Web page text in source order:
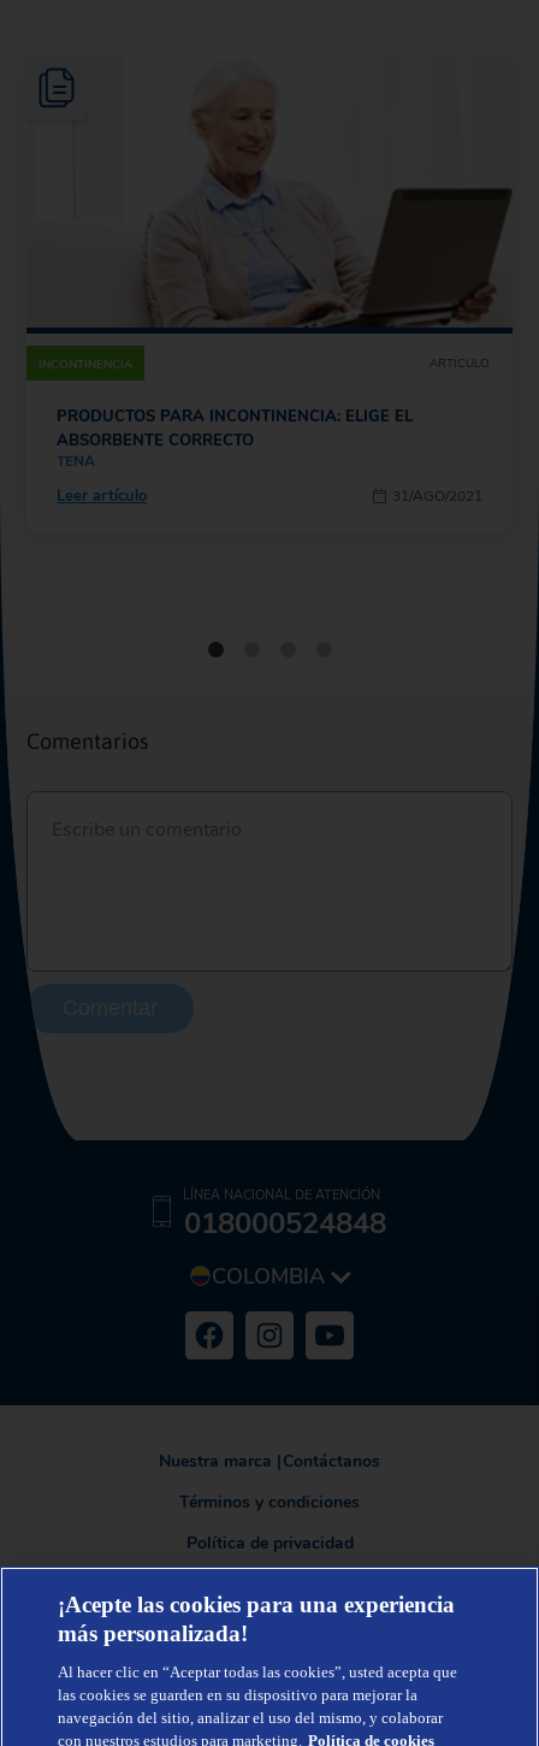
INCONTINENCIA ARTÍCULO
PRODUCTOS PARA INCONTINENCIA: ELIGE EL
ABSORBENTE CORRECTO
TENA
31/AGO/2021
Leer artículo
Comentarios
COLOMBIA
LÍNEA NACIONAL DE ATENCIÓN
018000524848
Nuestra marca |Contáctanos
Términos y condiciones
Política de privacidad
TENA®, una marca de Essity - una compañía global líder en higiene y
nuestros productos, servicios y soluciones. Nuestro propósito es romper
barreras por el bienestar en beneficio de consumidores, pacientes,
cuidadores, clientes y la sociedad en general. Vendemos en
aproximadamente 150 países bajo las principales marcas globales TENA y
¡Acepte las cookies para una experiencia
más personalizada!
Al hacer clic en “Aceptar todas las cookies”, usted acepta que
las cookies se guarden en su dispositivo para mejorar la
navegación del sitio, analizar el uso del mismo, y colaborar
con nuestros estudios para marketing. Política de cookies